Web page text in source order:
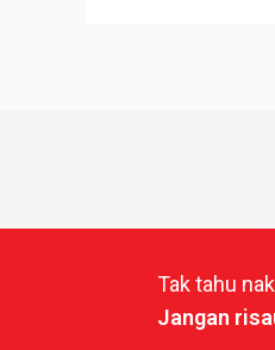
Tak tahu
Jangan